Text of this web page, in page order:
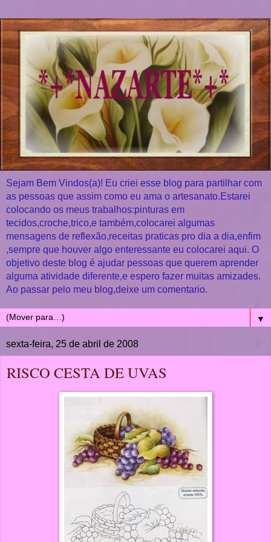
Sejam Bem Vindos(a)! Eu criei esse blog para partilhar com
as pessoas que assim como eu ama o artesanato.Estarei
colocando os meus trabalhos:pinturas em
tecidos,croche,trico,e também,colocarei algumas
mensagens de reflexão,receitas praticas pro dia a dia,enfim
,sempre que houver algo enteressante eu colocarei aqui. O
objetivo deste blog é ajudar pessoas que querem aprender
alguma atividade diferente,e espero fazer muitas amizades.
Ao passar pelo meu blog,deixe um comentario.
▼
sexta-feira, 25 de abril de 2008
RISCO CESTA DE UVAS